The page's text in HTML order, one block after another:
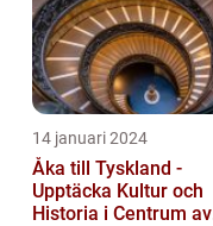
14 januari 2024
Åka till Tyskland -
Upptäcka Kultur och
Historia i Centrum av